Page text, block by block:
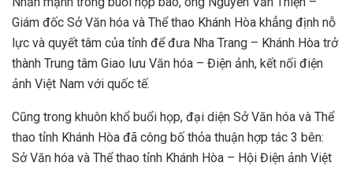
Giám đốc Sở Văn hóa và Thể thao Khánh Hòa khẳng định nỗ
lực và quyết tâm của tỉnh để đưa Nha Trang – Khánh Hòa trở
thành Trung tâm Giao lưu Văn hóa – Điện ảnh, kết nối điện
ảnh Việt Nam với quốc tế.
Cũng trong khuôn khổ buổi họp, đại diện Sở Văn hóa và Thể
thao tỉnh Khánh Hòa đã công bố thỏa thuận hợp tác 3 bên:
Sở Văn hóa và Thể thao tỉnh Khánh Hòa – Hội Điện ảnh Việt